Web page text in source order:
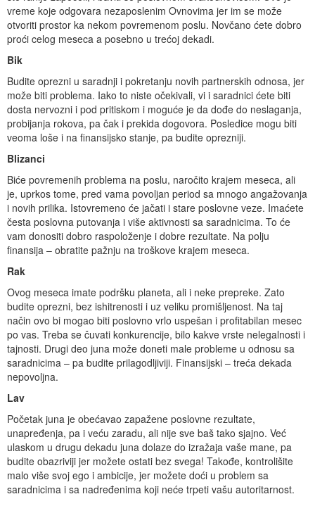
vreme koje odgovara nezaposlenim Ovnovima jer im se može
otvoriti prostor ka nekom povremenom poslu. Novčano ćete dobro
proći celog meseca a posebno u trećoj dekadi.
Bik
Budite oprezni u saradnji i pokretanju novih partnerskih odnosa, jer
može biti problema. Iako to niste očekivali, vi i saradnici ćete biti
dosta nervozni i pod pritiskom i moguće je da dođe do neslaganja,
probijanja rokova, pa čak i prekida dogovora. Posledice mogu biti
veoma loše i na finansijsko stanje, pa budite oprezniji.
Blizanci
Biće povremenih problema na poslu, naročito krajem meseca, ali
je, uprkos tome, pred vama povoljan period sa mnogo angažovanja
i novih prilika. Istovremeno će jačati i stare poslovne veze. Imaćete
česta poslovna putovanja i više aktivnosti sa saradnicima. To će
vam donositi dobro raspoloženje i dobre rezultate. Na polju
finansija – obratite pažnju na troškove krajem meseca.
Rak
Ovog meseca imate podršku planeta, ali i neke prepreke. Zato
budite oprezni, bez ishitrenosti i uz veliku promišljenost. Na taj
način ovo bi mogao biti poslovno vrlo uspešan i profitabilan mesec
po vas. Treba se čuvati konkurencije, bilo kakve vrste nelegalnosti i
tajnosti. Drugi deo juna može doneti male probleme u odnosu sa
saradnicima – pa budite prilagodljiviji. Finansijski – treća dekada
nepovoljna.
Lav
Početak juna je obećavao zapažene poslovne rezultate,
unapređenja, pa i veću zaradu, ali nije sve baš tako sjajno. Već
ulaskom u drugu dekadu juna dolaze do izražaja vaše mane, pa
budite obazriviji jer možete ostati bez svega! Takođe, kontrolišite
malo više svoj ego i ambicije, jer možete doći u problem sa
saradnicima i sa nadređenima koji neće trpeti vašu autoritarnost.